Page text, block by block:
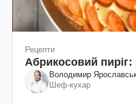
Рецепти
Абрикосовий пиріг:
Володимир
Шеф-кухар